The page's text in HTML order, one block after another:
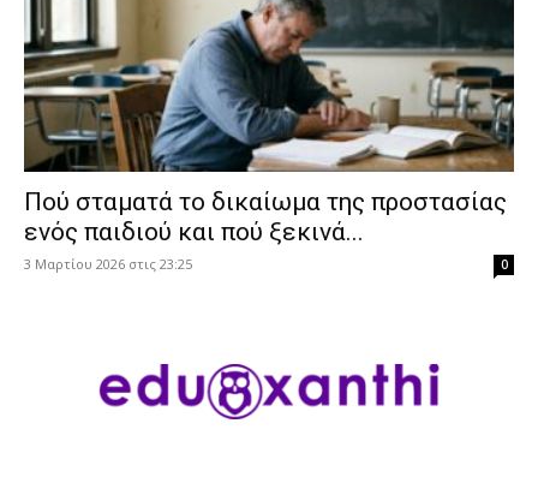
Πού σταματά το δικαίωμα της προστασίας
ενός παιδιού και πού ξεκινά...
3 Μαρτίου 2026 στις 23:25 0